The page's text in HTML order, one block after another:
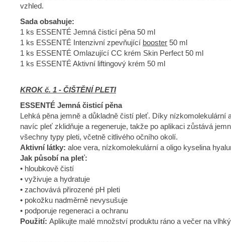
vzhled.
Sada obsahuje:
1 ks ESSENTÉ Jemná čisticí pěna 50 ml
1 ks ESSENTÉ Intenzivní zpevňující booster 50 ml
1 ks ESSENTÉ Omlazující CC krém Skin Perfect 50 ml
1 ks ESSENTÉ Aktivní liftingový krém 50 ml
KROK č. 1 - ČIŠTĚNÍ PLETI
ESSENTÉ Jemná čisticí pěna
Lehká pěna jemně a důkladně čistí pleť. Díky nízkomolekulární
navíc pleť zklidňuje a regeneruje, takže po aplikaci zůstává
všechny typy pleti, včetně citlivého očního okolí.
Aktivní látky: aloe vera, nízkomolekulární a oligo kyselina
Jak působí na pleť:
• hloubkově čistí
• vyživuje a hydratuje
• zachovává přirozené pH pleti
• pokožku nadměrně nevysušuje
• podporuje regeneraci a ochranu
Použití: Aplikujte malé množství produktu ráno a večer na